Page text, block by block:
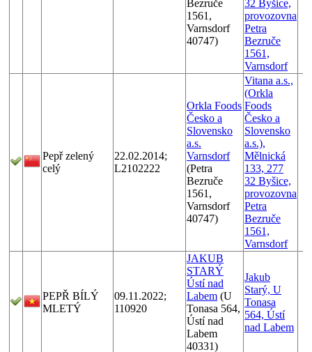
Bezruče
1561,
Varnsdorf
40747)
32 Byšice,
provozovna
Petra
Bezruče
1561,
Varnsdorf
Pepř zelený
celý
22.02.2014;
L2102222
Orkla Foods
Česko a
Slovensko
a.s.
Varnsdorf
(Petra
Bezruče
1561,
Varnsdorf
40747)
Vitana a.s.,
(Orkla
Foods
Česko a
Slovensko
a.s.),
Mělnická
133, 277
32 Byšice,
provozovna
Petra
Bezruče
1561,
Varnsdorf
PEPŘ BÍLÝ
MLETÝ
09.11.2022;
110920
JAKUB
STARÝ
Ústí nad
Labem (U
Tonasa 564,
Ústí nad
Labem
40331)
Jakub
Starý, U
Tonasa
564, Ústí
nad Labem